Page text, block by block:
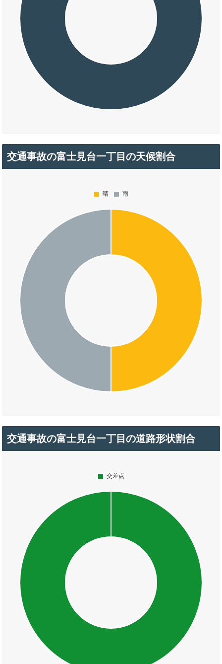
交通事故の富士見台一丁目の天候割合
交通事故の富士見台一丁目の道路形状割合